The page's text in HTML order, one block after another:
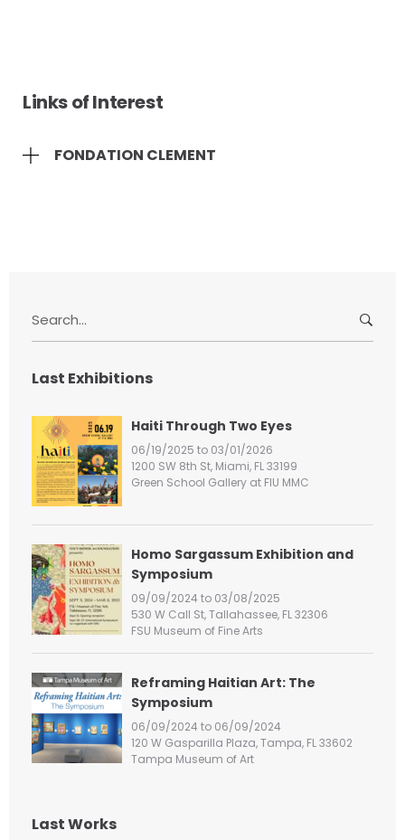
Links of Interest
FONDATION CLEMENT
r
h
o
:
Last Exhibitions
Haiti Through Two Eyes
06/19/2025 to 03/01/2026
1200 SW 8th St, Miami, FL 33199
Green School Gallery at FIU MMC
Homo Sargassum Exhibition and
Symposium
09/09/2024 to 03/08/2025
530 W Call St, Tallahassee, FL 32306
FSU Museum of Fine Arts
Reframing Haitian Art: The
Symposium
06/09/2024 to 06/09/2024
120 W Gasparilla Plaza, Tampa, FL 33602
Tampa Museum of Art
Last Works